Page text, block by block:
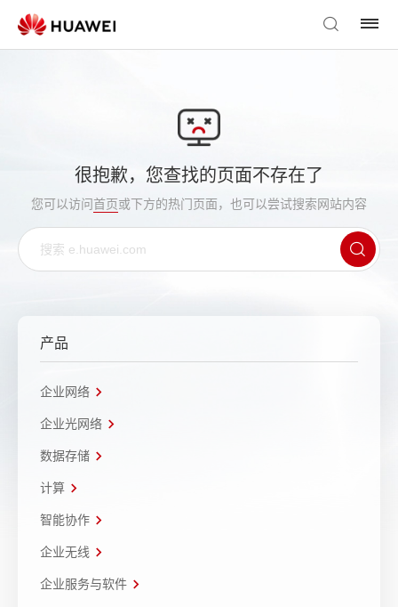
很抱歉，您查找的页面不存在了
您可以访问首页或下方的热门页面，也可以尝试搜索网站内容
产品
企业网络
企业光网络
数据存储
计算
智能协作
企业无线
企业服务与软件